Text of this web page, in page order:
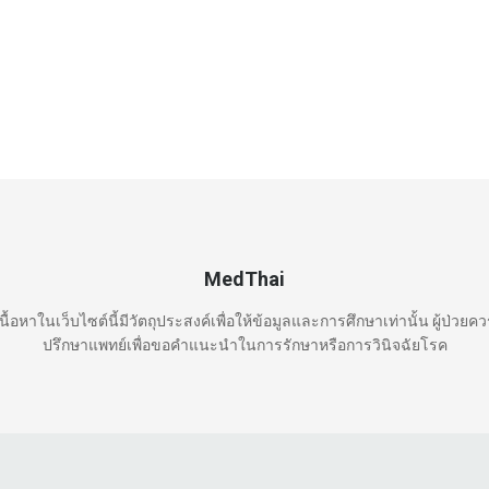
MedThai
อหาในเว็บไซต์นี้มีวัตถุประสงค์เพื่อให้ข้อมูลและการศึกษาเท่านั้น ผู้ป่วยค
ปรึกษาแพทย์เพื่อขอคำแนะนำในการรักษาหรือการวินิจฉัยโรค